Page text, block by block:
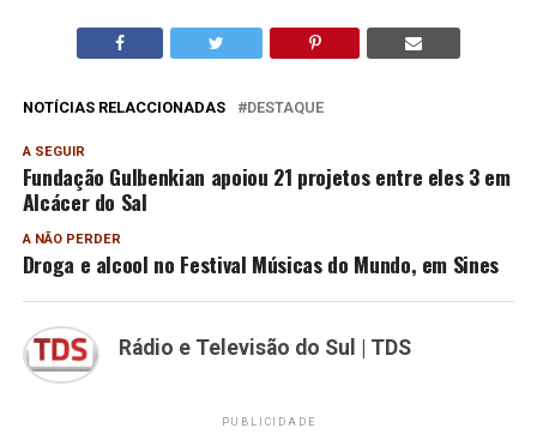
NOTÍCIAS RELACCIONADAS DESTAQUE
A SEGUIR
Fundação Gulbenkian apoiou 21 projetos entre eles 3 em
Alcácer do Sal
A NÃO PERDER
Droga e alcool no Festival Músicas do Mundo, em Sines
Rádio e Televisão do Sul | TDS
PUBLICIDADE